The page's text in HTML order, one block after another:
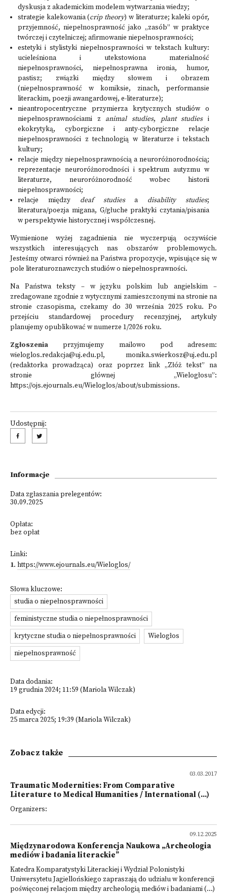
dyskusja z akademickim modelem wytwarzania wiedzy;
strategie kalekowania (crip theory) w literaturze; kaleki opór,
przyjemność, niepełnosprawność jako „zasób” w praktyce
twórczej i czytelniczej; afirmowanie niepełnosprawności;
estetyki i stylistyki niepełnosprawności w tekstach kultury:
ucieleśniona i utekstowiona materialność
niepełnosprawności, niepełnosprawna ironia, humor,
pastisz; związki między słowem i obrazem
(niepełnosprawność w komiksie, zinach, performansie
literackim, poezji awangardowej, e-literaturze);
nieantropocentryczne przymierza krytycznych studiów o
niepełnosprawnościami z animal studies, plant studiesi
ekokrytyką, cyborgiczne i anty-cyborgiczne relacje
niepełnosprawności z technologią w literaturze i tekstach
kultury;
relacje między niepełnosprawnością a neuroróżnorodnością;
reprezentacje neuroróżnorodności i spektrum autyzmu w
literaturze, neuroróżnorodność wobec historii
niepełnosprawności;
relacje między deaf studiesa disability studies;
literatura/poezja migana, G/głuche praktyki czytania/pisania
w perspektywie historycznej i współczesnej.
Wymienione wyżej zagadnienia nie wyczerpują oczywiście
wszystkich interesujących nas obszarów problemowych.
Jesteśmy otwarci również na Państwa propozycje, wpisujące się w
pole literaturoznawczych studiów o niepełnosprawności.
Na Państwa teksty – w języku polskim lub angielskim –
zredagowane zgodnie z wytycznymi zamieszczonymi na stronie na
stronie czasopisma, czekamy do 30 września 2025 roku. Po
przejściu standardowej procedury recenzyjnej, artykuły
planujemy opublikować w numerze 1/2026 roku.
Zgłoszeniaprzyjmujemy mailowo pod adresem:
wieloglos.redakcja@uj.edu.pl, monika.swierkosz@uj.edu.pl
(redaktorka prowadząca) oraz poprzez link „Złóż tekst” na
stronie głównej „Wielogłosu”:
https://ojs.ejournals.eu/Wieloglos/about/submissions.
Udostępnij:
Informacje
Data zgłaszania prelegentów:
30.09.2025
Opłata:
bez opłat
Linki:
1. https://www.ejournals.eu/Wieloglos/
Słowa kluczowe:
studia o niepełnosprawności
feministyczne studia o niepełnosprawności
krytyczne studia o niepełnosprawności
Wielogłos
niepełnosprawność
Data dodania:
19 grudnia 2024; 11:59 (Mariola Wilczak)
Data edycji:
25 marca 2025; 19:39 (Mariola Wilczak)
Zobacz także
03.03.2017
Traumatic Modernities: From Comparative
Literature to Medical Humanities / International (...)
Organizers:
09.12.2025
Międzynarodowa Konferencja Naukowa „Archeologia
mediów i badania literackie”
Katedra Komparatystyki Literackiej i Wydział Polonistyki
Uniwersytetu Jagiellońskiego zapraszają do udziału w konferencji
poświęconej relacjom między archeologią mediów i badaniami (...)